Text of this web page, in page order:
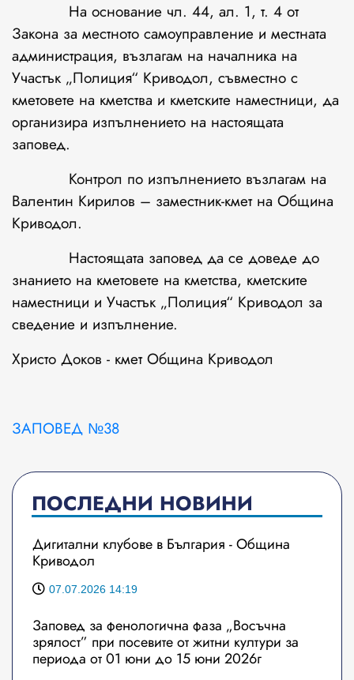
На основание чл. 44, ал. 1, т. 4 от
Закона за местното самоуправление и местната
администрация, възлагам на началника на
Участък „Полиция“ Криводол, съвместно с
кметовете на кметства и кметските наместници, да
организира изпълнението на настоящата
заповед.
Контрол по изпълнението възлагам на
Валентин Кирилов – заместник-кмет на Община
Криводол.
Настоящата заповед да се доведе до
знанието на кметовете на кметства, кметските
наместници и Участък „Полиция“ Криводол за
сведение и изпълнение.
Христо Доков - кмет Община Криводол
ЗАПОВЕД №38
ПОСЛЕДНИ НОВИНИ
Дигитални клубове в България - Община
Криводол
07.07.2026 14:19
Заповед за фенологична фаза „Восъчна
зрялост” при посевите от житни култури за
периода от 01 юни до 15 юни 2026г